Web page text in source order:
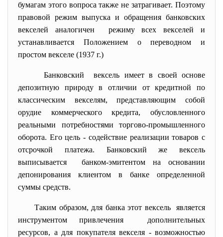
бумагам этого вопроса также не затрагивает. Поэтому
правовой режим выпуска и обращения банковских
векселей аналогичен режиму всех векселей и
устанавливается Положением о переводном и
простом векселе (1937 г.)
Банковский вексель имеет в своей основе
депозитную природу в отличии от кредитной по
классическим векселям, представляющим собой
орудие коммерческого кредита, обусловленного
реальными потребностями торгово-промышленного
оборота. Его цель - содействие реализации товаров с
отсрочкой платежа. Банковский же вексель
выписывается банком-эмитентом на основании
депонирования клиентом в банке определенной
суммы средств.
Таким образом, для банка этот вексель является
инструментом привлечения дополнительных
ресурсов, а для покупателя векселя - возможностью